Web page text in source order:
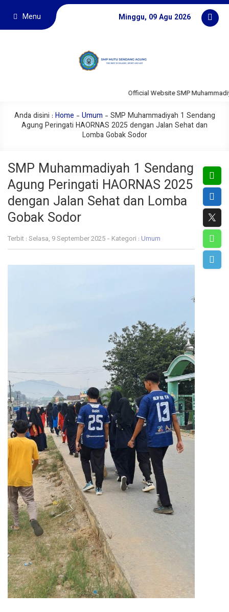
Menu Minggu, 09 Agu 2026
Official Website SMP
Anda disini : Home - Umum - SMP Muhammadiyah 1 Sendang
Agung Peringati HAORNAS 2025 dengan Jalan Sehat dan
Lomba Gobak Sodor
SMP Muhammadiyah 1 Sendang
Agung Peringati HAORNAS 2025
dengan Jalan Sehat dan Lomba
Gobak Sodor
Terbit : Selasa, 9 September 2025 - Kategori : Umum